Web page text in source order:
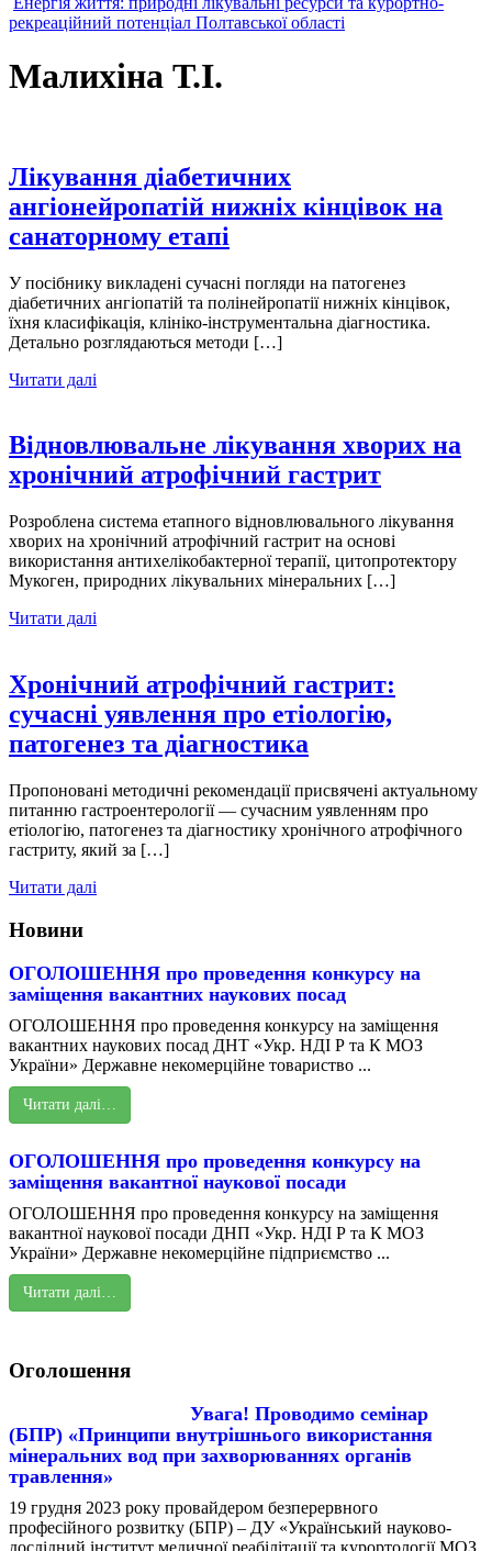
рекреаційний потенціал Полтавської області
Малихіна Т.І.
Лікування діабетичних
ангіонейропатій нижніх кінцівок на
санаторному етапі
У посібнику викладені сучасні погляди на патогенез
діабетичних ангіопатій та полінейропатії нижніх кінцівок,
їхня класифікація, клініко-інструментальна діагностика.
Детально розглядаються методи […]
Читати далі
Відновлювальне лікування хворих на
хронічний атрофічний гастрит
Розроблена система етапного відновлювального лікування
хворих на хронічний атрофічний гастрит на основі
використання антихелікобактерної терапії, цитопротектору
Мукоген, природних лікувальних мінеральних […]
Читати далі
Хронічний атрофічний гастрит:
сучасні уявлення про етіологію,
патогенез та діагностика
Пропоновані методичні рекомендації присвячені актуальному
питанню гастроентерології — сучасним уявленням про
етіологію, патогенез та діагностику хронічного атрофічного
гастриту, який за […]
Читати далі
Новини
ОГОЛОШЕННЯ про проведення конкурсу на
заміщення вакантних наукових посад
ОГОЛОШЕННЯ про проведення конкурсу на заміщення
вакантних наукових посад ДНТ «Укр. НДІ Р та К МОЗ
України» Державне некомерційне товариство ...
Читати далі…
ОГОЛОШЕННЯ про проведення конкурсу на
заміщення вакантної наукової посади
ОГОЛОШЕННЯ про проведення конкурсу на заміщення
вакантної наукової посади ДНП «Укр. НДІ Р та К МОЗ
України» Державне некомерційне підприємство ...
Читати далі…
Оголошення
Увага! Проводимо семінар
(БПР) «Принципи внутрішнього використання
мінеральних вод при захворюваннях органів
травлення»
19 грудня 2023 року провайдером безперервного
професійного розвитку (БПР) – ДУ «Український науково-
дослідний інститут медичної реабілітації та курортології МОЗ